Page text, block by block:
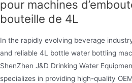
Machine de remplissage
La machine de remplissage
pour machines
bouteille de 4L
In the rapidly evolving beverage
and reliable 4L bottle water bottling
ShenZhen J&D Drinking Water
specializes in providing high-quality